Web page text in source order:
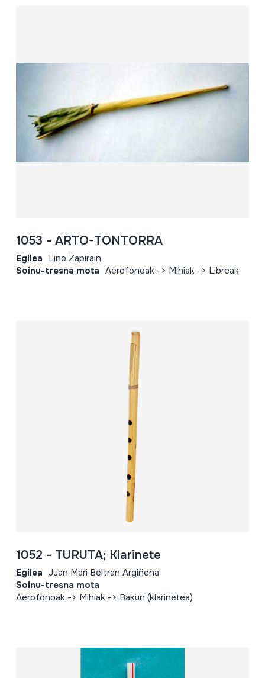
1053 - ARTO-TONTORRA
Egilea Lino Zapirain
Soinu-tresna mota Aerofonoak -> Mihiak -> Libreak
1052 - TURUTA; Klarinete
Egilea Juan Mari Beltran Argiñena
Soinu-tresna mota
Aerofonoak -> Mihiak -> Bakun (klarinetea)